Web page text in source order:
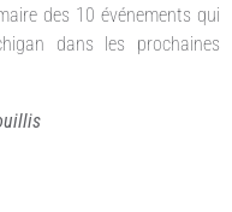
des 10 événements qui
dans les prochaines